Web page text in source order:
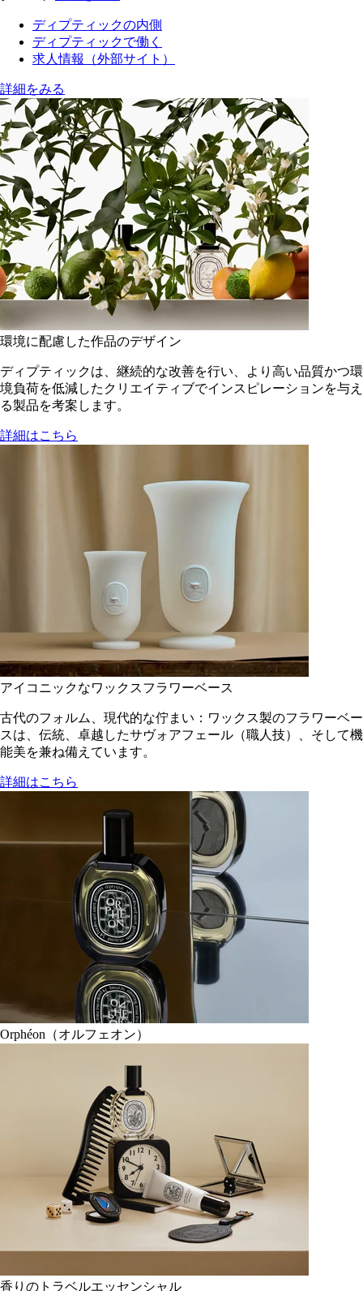
ディプティックの内側
ディプティックで働く
求人情報（外部サイト）
詳細をみる
環境に配慮した作品のデザイン
ディプティックは、継続的な改善を行い、より高い品質かつ環
境負荷を低減した​クリエイティブでインスピレーションを与え
る製品を考案します。
詳細はこちら
アイコニックなワックスフラワーベース
古代のフォルム、現代的な佇まい：ワックス製のフラワーベー
スは、伝統、卓越したサヴォアフェール（職人技）、そして機
能美を兼ね備えています。
詳細はこちら
Orphéon（オルフェオン）
香りのトラベルエッセンシャル